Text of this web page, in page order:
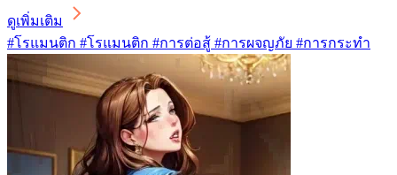
ดูเพิ่มเติม
#โรแมนติก #โรแมนติก #การต่อสู้ #การผจญภัย #การกระทำ